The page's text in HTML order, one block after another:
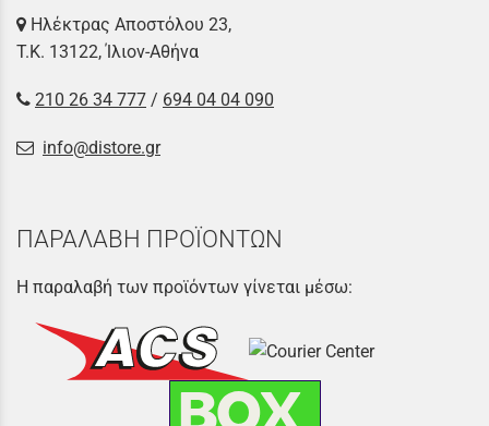
Ηλέκτρας Αποστόλου 23,
Τ.Κ. 13122, Ίλιον-Αθήνα
210 26 34 777 / 694 04 04 090
info@distore.gr
ΠΑΡΑΛΑΒΗ ΠΡΟΪΟΝΤΩΝ
Η παραλαβή των προϊόντων γίνεται μέσω: